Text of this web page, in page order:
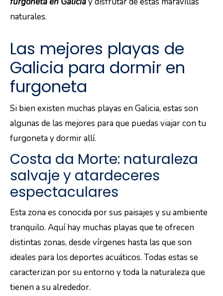
naturales.
Las mejores playas de
Galicia para dormir en
furgoneta
Si bien existen muchas playas en Galicia, estas son
algunas de las mejores para que puedas viajar con tu
furgoneta y dormir allí.
Costa da Morte: naturaleza
salvaje y atardeceres
espectaculares
Esta zona es conocida por sus paisajes y su ambiente
tranquilo. Aquí hay muchas playas que te ofrecen
distintas zonas, desde vírgenes hasta las que son
ideales para los deportes acuáticos. Todas estas se
caracterizan por su entorno y toda la naturaleza que
tienen a su alrededor.